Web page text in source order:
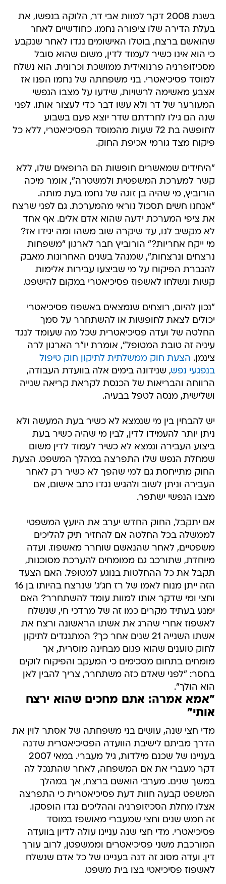
בשנת 2008 דקר למוות אבי דר, הלוקה בנפשו, את
בעלת הדירה שלו ציפורה נחמו. כחודשיים לאחר
שהואשם ברצח, בוטלו האישומים נגדו לאחר שנקבע
כי הוא אינו כשיר לעמוד לדין, משום שהוא סובל
מסכיזופרניה פרנואידית ממושכת וכרונית. הוא נשלח
למוסד פסיכיאטרי. בני משפחתה של נחמו הפנו אז
אצבע מאשימה לרשויות, שידעו על מצבו הנפשי
המעורער של דר ולא עשו דבר כדי לעצור אותו. לפני
שנה הם גילו לחרדתם שדר יוצא פעם בשבוע
לחופשה בת 72 שעות מהמוסד הפסיכיאטרי, ללא כל
פיקוח מצד גורמי אכיפת החוק.
"היחידים שמאשרים חופשות הם הרופאים שלו, ללא
קשר למערכת המשפטית ולמשטרה", אומר מיכה
הורוביץ, מי שהיה בן זוגה של נחמו בעת מותה.
"אנחנו חשים תסכול נוראי מהמערכת. גם לפני שרצח
את ציפי המערכת ידעה שהוא אדם אלים. אף אחד
לא מקשיב לנו, עד שיקרה שוב משהו ומה יגידו אז?
מי ייקח אחריות?" הורוביץ חבר לארגון "משפחות
נרצחים ונרצחות", שמנהל בשנים האחרונות מאבק
להגברת הפיקוח על מי שביצעו עבירות אלימות
קשות ונשלחו לאשפוז פסיכיאטרי במקום להישפט.
"נכון להיום, רוצחים שנמצאים באשפוז פסיכיאטרי
יכולים לצאת לחופשות או להשתחרר על סמך
החלטה של ועדה פסיכיאטרית שכל מה שעומד לנגד
עיניה זה טובת המטופל", אומרת יו"ר הארגון לרה
צינמן. הצעת חוק ממשלתית לתיקון חוק טיפול
בנפגעי נפש, שנידונה בימים אלה בוועדת העבודה,
הרווחה והבריאות של הכנסת לקראת קריאה שנייה
ושלישית, מנסה לטפל בבעיה.
יש להבחין בין מי שנמצא לא כשיר בעת המעשה ולא
ניתן יותר להעמידו לדין, לבין מי שהיה כשיר בעת
ביצוע העבירה ונמצא לא כשיר לעמוד לדין משום
שמחלת הנפש שלו התפרצה במהלך המשפט. הצעת
החוק מתייחסת גם למי שהפך לא כשיר רק לאחר
העבירה וניתן לשוב ולהגיש נגדו כתב אישום, אם
מצבו הנפשי ישתפר.
אם יתקבל, החוק החדש יערב את היועץ המשפטי
לממשלה בכל החלטה אם להחזיר תיק להליכים
משפטיים, לאחר שהנאשם שוחרר מאשפוז. ועדה
מיוחדת, שתורכב גם ממומחים להערכת מסוכנות,
תקבל את כל ההחלטות בנוגע למטופל. האם הצעד
הזה ייתן מנוח לאמו של רז חג'ג' שנרצח בהיותו בן 16
וחצי ומי שדקר אותו למוות עומד להשתחרר? האם
ימנע בעתיד מקרים כמו זה של מרדכי חי, שנשלח
לאשפוז אחרי שהרג את אשתו הראשונה ורצח את
אשתו השנייה 21 שנים אחר כך? המתנגדים לתיקון
לחוק טוענים שהוא פגום מבחינה מוסרית, אך
מומחים בתחום מסכימים כי המעקב והפיקוח לוקים
בחסר: "לפני שאדם כזה משתחרר, צריך להבין לאן
הוא הולך".
"אמא אמרה: אתם מחכים שהוא ירצח
אותי"
מדי חצי שנה, עושים בני משפחתה של אסתר לוין את
הדרך מביתם לישיבת הוועדה הפסיכיאטרית שדנה
בעניינו של שכנם מילדות, גיל מעברי. במאי 2007
דקר מעברי את אם המשפחה, לאחר שהתנכל לה
במשך שנים. מערבי הואשם ברצח, אך במהלך
המשפט קבעה חוות דעת פסיכיאטרית כי התפרצה
אצלו מחלת הסכיזופרניה וההליכים נגדו הופסקו.
זה חמש שנים וחצי שמעברי מאושפז במוסד
פסיכיאטרי. מדי חצי שנה עניינו עולה לדיון בוועדה
המורכבת משני פסיכיאטרים וממשפטן, לרוב עורך
דין. ועדה מסוג זה דנה בעניינו של כל אדם שנשלח
לאשפוז פסיכיאטי בצו בית משפט.